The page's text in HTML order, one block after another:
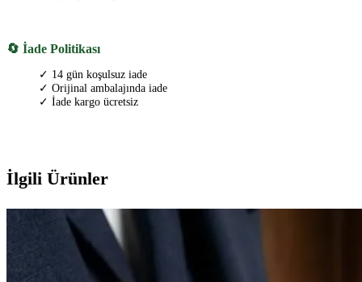
🔄 İade Politikası
✓ 14 gün koşulsuz iade
✓ Orijinal ambalajında iade
✓ İade kargo ücretsiz
İlgili Ürünler